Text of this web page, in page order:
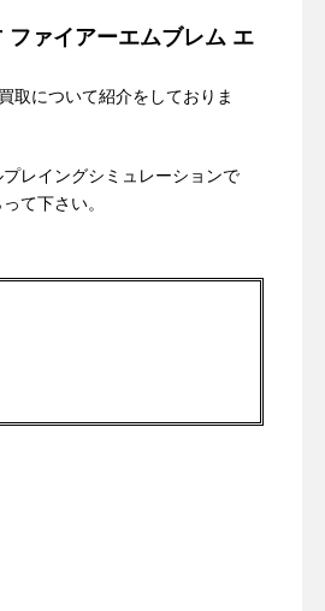
ファイアーエムブレム エ
取について紹介をしておりま
レイングシミュレーションで
て下さい。